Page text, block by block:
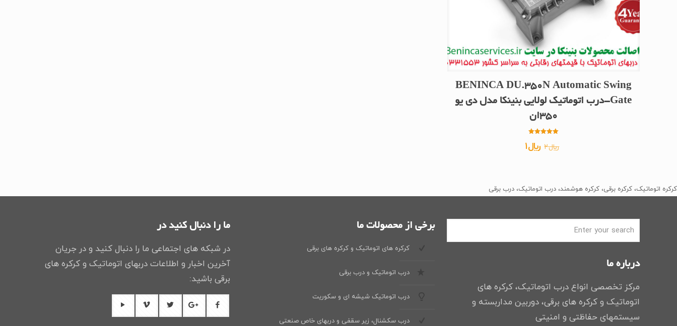
BENINCA DU.350N Automatic Swing
Gate-درب اتوماتیک لولایی بنینکا مدل دی یو
350ان
5.00
از 5 ﷼2 قیمت
بود.
﷼1قیمت
است.
کرکره اتوماتیک، کرکره برقی، کرکره هوشمند، درب اتوماتیک، درب برقی
درباره ما
مرکز تخصصی انواع درب اتوماتیک، کرکره های
اتوماتیک و کرکره های برقی، دوربین مداربسته و
سیستمهای حفاظتی و امنیتی
برخی از محصولات ما
کرکره های اتوماتیک و کرکره های برقی
درب اتوماتیک و درب برقی
درب اتوماتیک شیشه ای و سکوریت
درب سکشنال، زیر سقفی و دربهای خاص صنعتی
ما را دنبال کنید در
در شبکه های اجتماعی ما را دنبال کنید و در جریان
آخرین اخبار و اطلاعات دربهای اتوماتیک و کرکره های
برقی باشید: